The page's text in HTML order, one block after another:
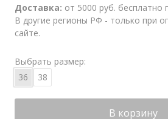
Доставка: от 5000 руб. бесплатно
В другие регионы РФ - только при
сайте.
Выбрать размер:
36
38
В корзину